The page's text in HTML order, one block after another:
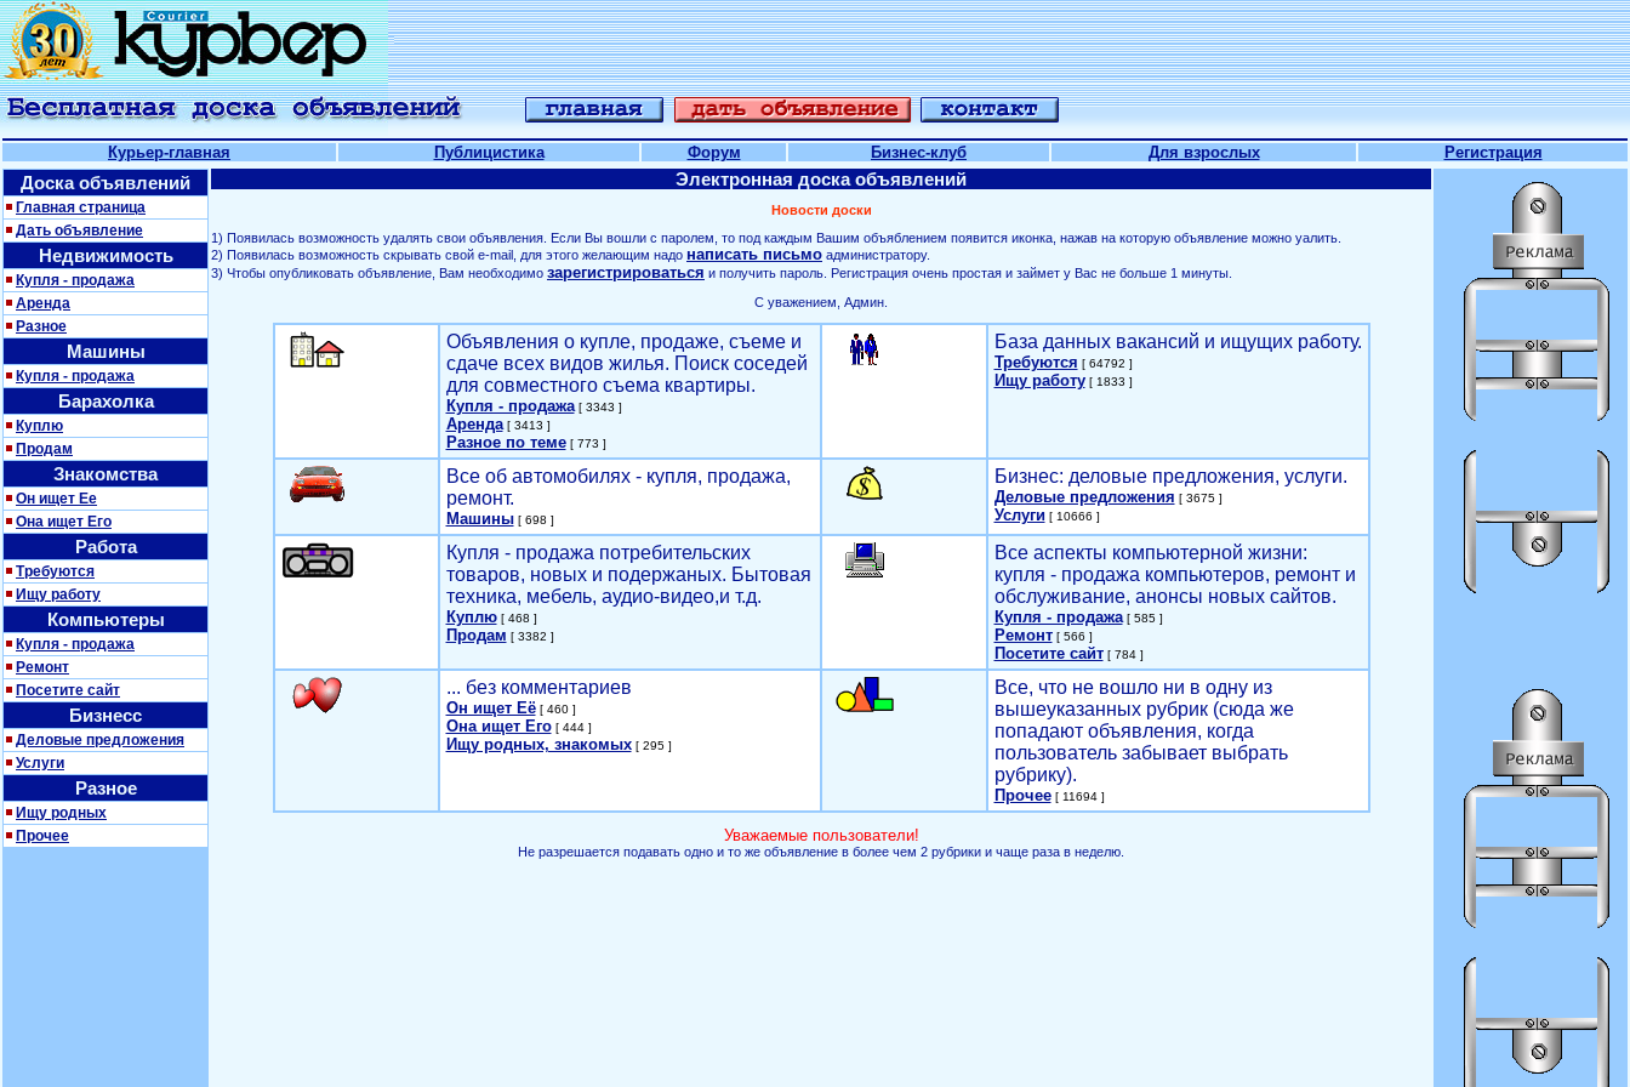
Курьер-главная Публицистика Форум Бизнес-клуб Для взрослых Регистрация
Доска объявлений
Главная страница
Дать объявление
Недвижимость
Купля - продажа
Аренда
Разное
Машины
Купля - продажа
Барахолка
Куплю
Продам
Знакомства
Он ищет Ее
Она ищет Его
Работа
Требуются
Ищу работу
Компьютеры
Купля - продажа
Ремонт
Посетите сайт
Бизнесс
Деловые предложения
Услуги
Разное
Ищу родных
Прочее
Электронная доска объявлений
Новости доски
1) Появилась возможность удалять свои объявления. Если Вы вошли с паролем, то под каждым Вашим объяблением появится иконка, нажав на которую объявление можно уалить.
2) Появилась возможность скрывать свой е-mail, для этого желающим надо написать письмо администратору.
3) Чтобы опубликовать объявление, Вам необходимо зарегистрироваться и получить пароль. Регистрация очень простая и займет у Вас не больше 1 минуты.
С уважением, Админ.
Объявления о купле, продаже, съеме и
сдаче всех видов жилья. Поиск соседей
для совместного съема квартиры.
Купля - продажа[ 3343 ]
Аренда[ 3413 ]
Разное по теме[ 773 ]
База данных вакансий и ищущих работу.
Требуются [ 64792 ]
Ищу работу[ 1833 ]
Все об автомобилях - купля, продажа,
ремонт.
Машины[ 698 ]
Бизнес: деловые предложения, услуги.
Деловые предложения [ 3675 ]
Услуги[ 10666 ]
Купля - продажа потребительских
товаров, новых и подержаных. Бытовая
техника, мебель, аудио-видео,и т.д.
Куплю[ 468 ]
Продам [ 3382 ]
Все аспекты компьютерной жизни:
купля - продажа компьютеров, ремонт и
обслуживание, анонсы новых сайтов.
Купля - продажа[ 585 ]
Ремонт[ 566 ]
Посетите сайт[ 784 ]
... без комментариев
Он ищет Её[ 460 ]
Она ищет Его[ 444 ]
Ищу родных, знакомых[ 295 ]
Все, что не вошло ни в одну из
вышеуказанных рубрик (сюда же
попадают объявления, когда
пользователь забывает выбрать
рубрику).
Прочее[ 11694 ]
Уважаемые пользователи!
Не разрешается подавать одно и то же объявление в более чем 2 рубрики и чаще раза в неделю.